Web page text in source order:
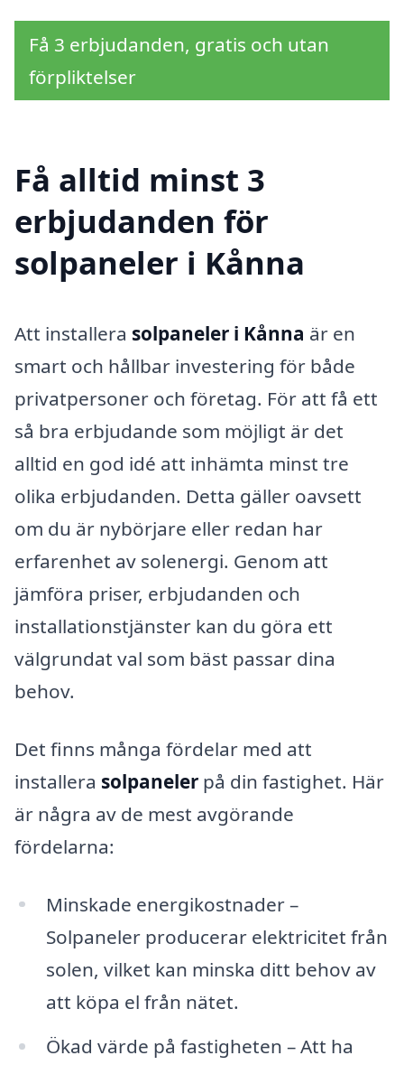
Få 3 erbjudanden, gratis och utan
förpliktelser
Få alltid minst 3
erbjudanden för
solpaneler i Kånna
Att installera solpaneler i Kånna är en
smart och hållbar investering för både
privatpersoner och företag. För att få ett
så bra erbjudande som möjligt är det
alltid en god idé att inhämta minst tre
olika erbjudanden. Detta gäller oavsett
om du är nybörjare eller redan har
erfarenhet av solenergi. Genom att
jämföra priser, erbjudanden och
installationstjänster kan du göra ett
välgrundat val som bäst passar dina
behov.
Det finns många fördelar med att
installera solpaneler på din fastighet. Här
är några av de mest avgörande
fördelarna:
Minskade energikostnader –
Solpaneler producerar elektricitet från
solen, vilket kan minska ditt behov av
att köpa el från nätet.
Ökad värde på fastigheten – Att ha